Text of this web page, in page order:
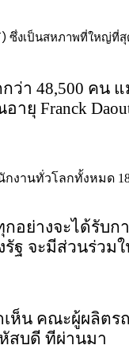
ซึ่งเป็นสหภาพที่ใหญ่ที่สุ
กว่า 48,500 คน
ายุ Franck
งานทั่วโลกทั้งหมด
ย่างจะได้รับกา
ฐ จะมีส่วนร่วม
ห็น คณะผู้ผลิตร
สบดี ทีผ่านมา